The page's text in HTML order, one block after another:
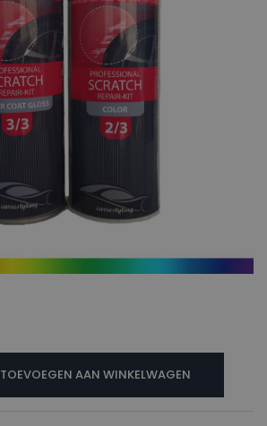
TOEVOEGEN AAN WINKELWAGEN